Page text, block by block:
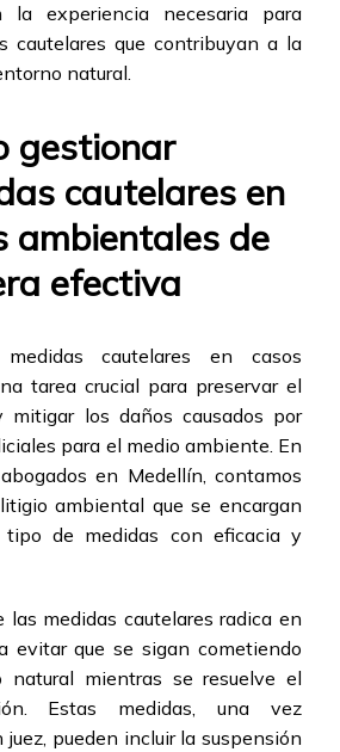
la experiencia necesaria para
cautelares que contribuyan a la
natural.
gestionar
cautelares en
ambientales de
efectiva
cautelares en casos
tarea crucial para preservar el
mitigar los daños causados por
para el medio ambiente. En
en Medellín, contamos
ambiental que se encargan
de medidas con eficacia y
las medidas cautelares radica en
evitar que se sigan cometiendo
natural mientras se resuelve el
Estas medidas, una vez
juez, pueden incluir la suspensión